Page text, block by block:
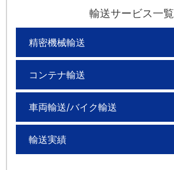
輸送サービス一覧
精密機械輸送
コンテナ輸送
車両輸送/バイク輸送
輸送実績